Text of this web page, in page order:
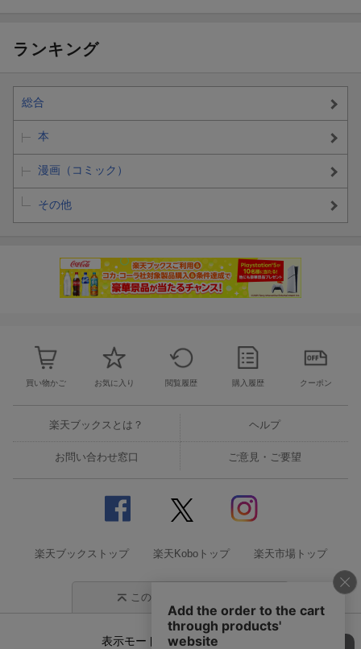
ランキング
総合
本
漫画（コミック）
その他
買い物かご お気に入り 閲覧履歴 購入履歴 クーポン
楽天ブックスとは？ ヘルプ
お問い合わせ窓口 ご意見・ご要望
楽天ブックストップ 楽天Koboトップ 楽天市場トップ
このページの先頭に戻る
表示モード モバイル